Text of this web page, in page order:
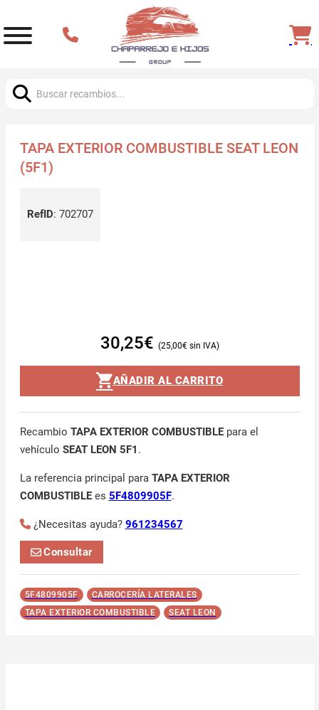
TAPA EXTERIOR COMBUSTIBLE SEAT LEON
(5F1)
RefID: 702707
30,25€ 25,00€
AÑADIR AL CARRITO
Recambio TAPA EXTERIOR COMBUSTIBLEpara el
vehículo SEAT LEON 5F1 .
La referencia principal para TAPA EXTERIOR
COMBUSTIBLEes 5F4809905F.
¿Necesitas ayuda? 961234567
Consultar
5F4809905F
CARROCERÍA LATERALES
TAPA EXTERIOR COMBUSTIBLE
SEAT LEON